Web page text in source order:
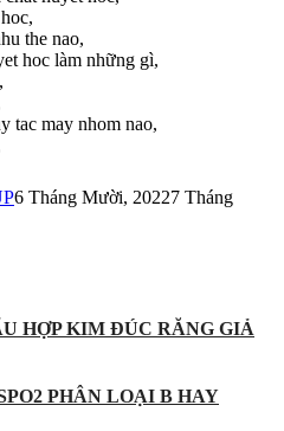
the nao,
hoc làm những gì,
tac may nhom nao,
6 Tháng Mười, 20227 Tháng
HỢP KIM ĐÚC RĂNG GIẢ
PHÂN LOẠI B HAY